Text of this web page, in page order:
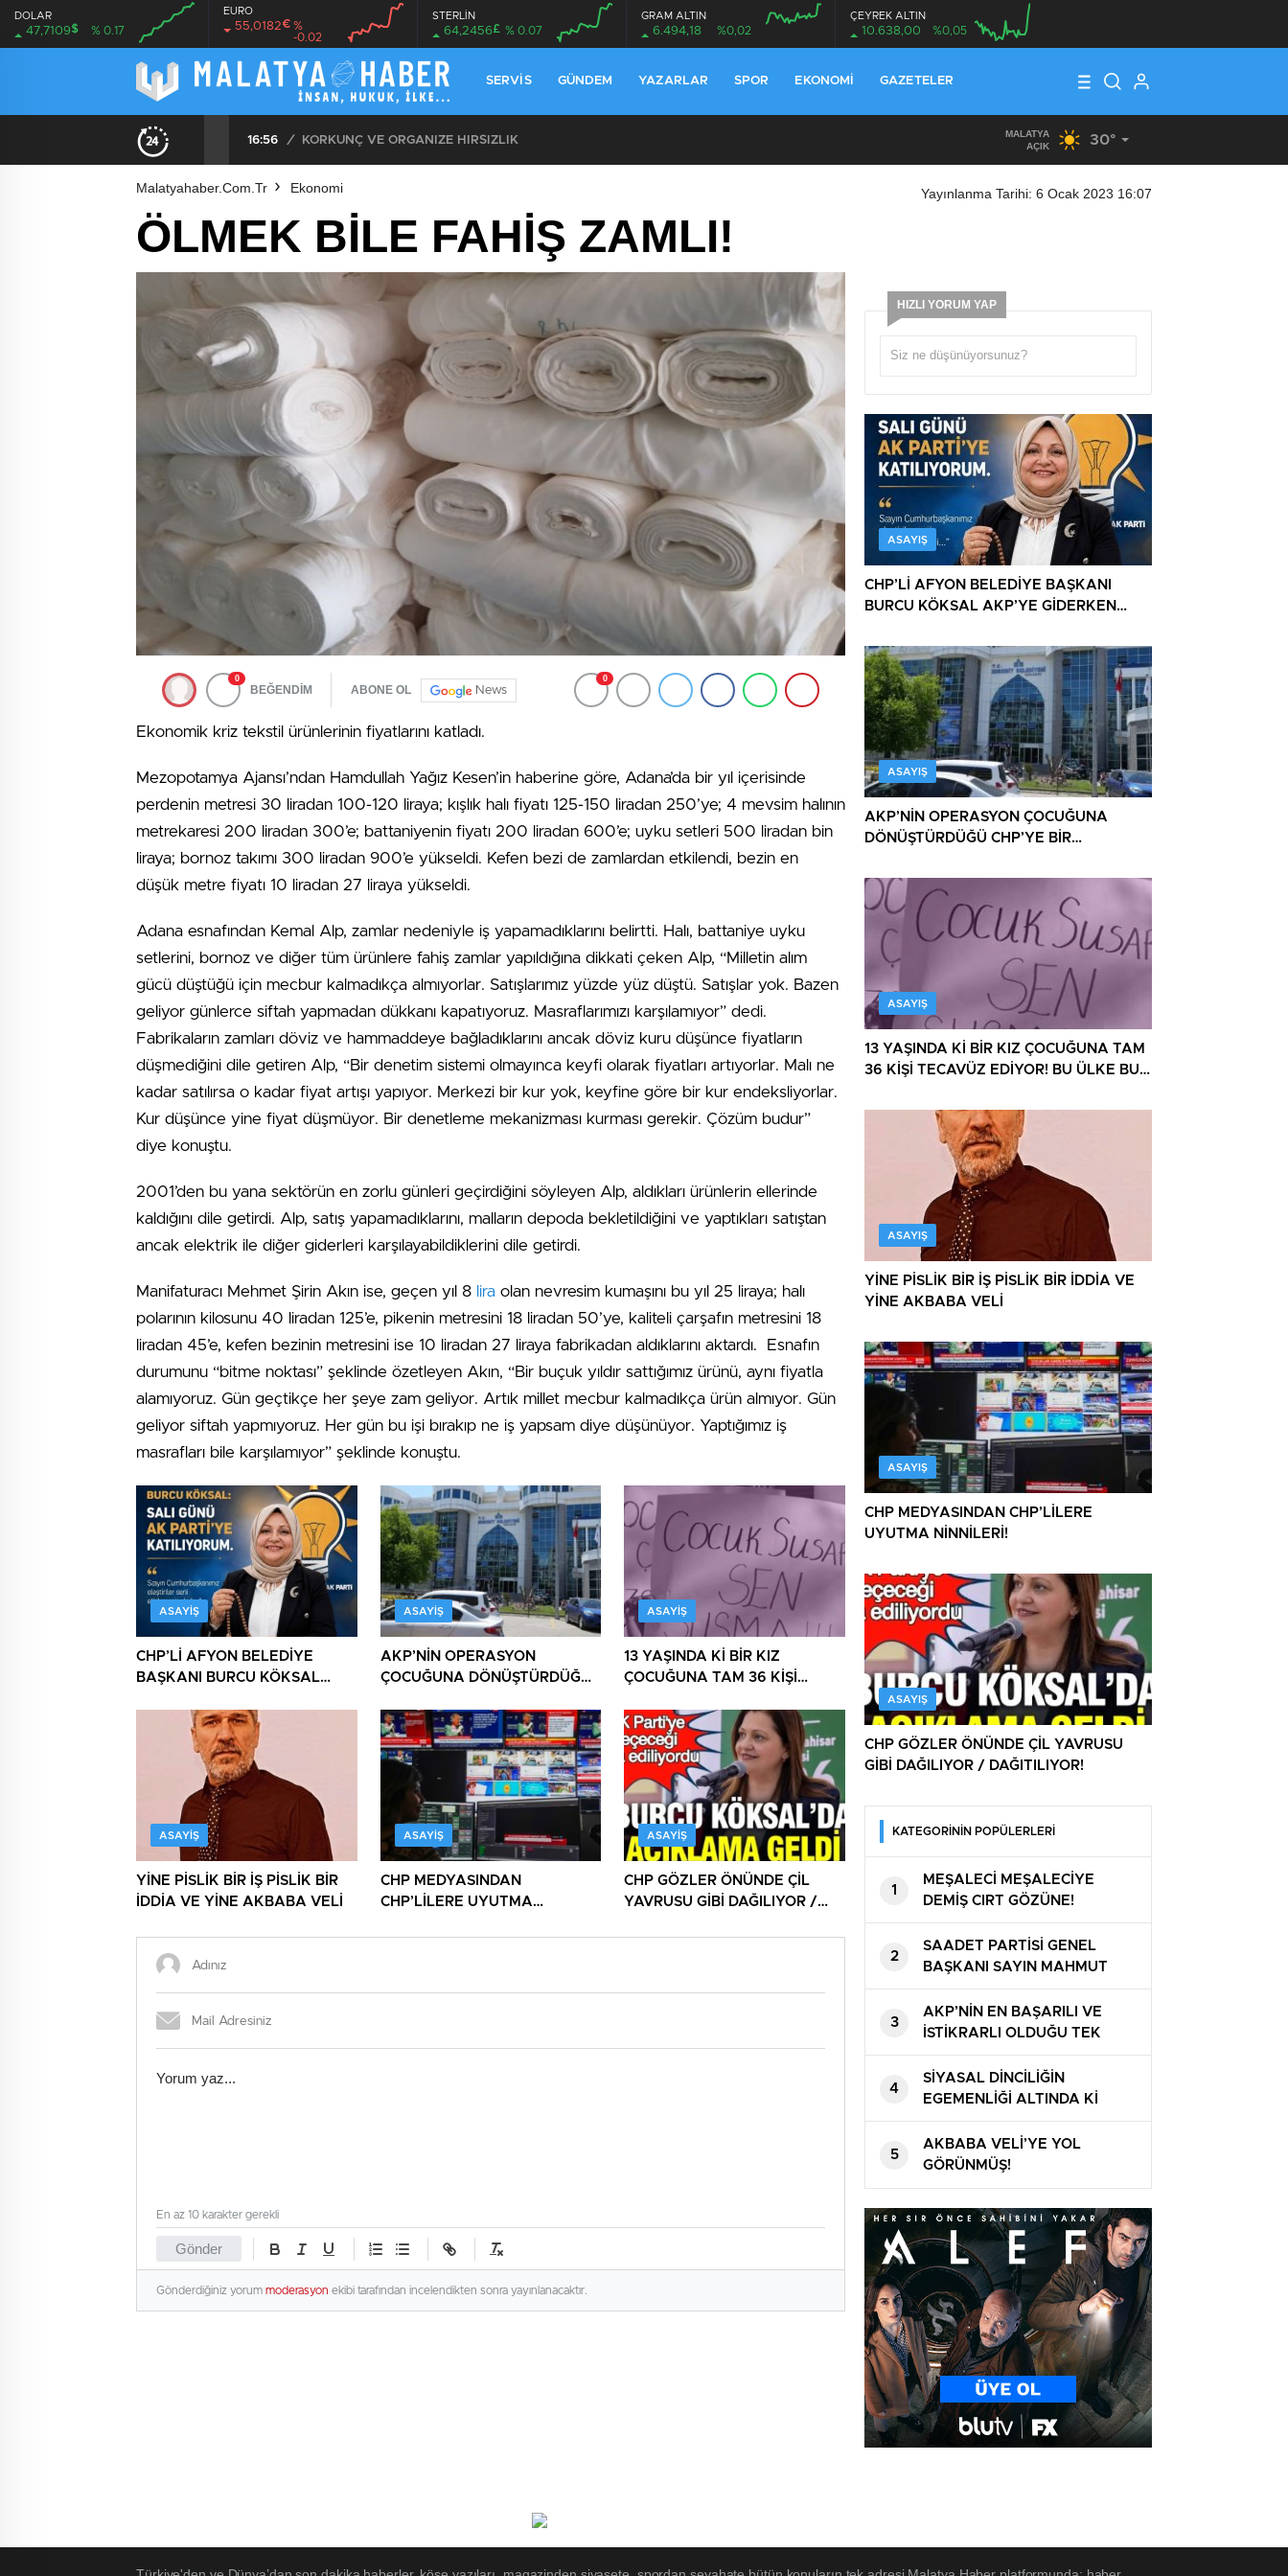
DOLAR
47,7109$ % 0.17
00:00 00:00
EURO
55,0182€ %
-0.02
00:00 00:00
STERLİN
64,2456£ % 0.07
GRAM ALTIN
6.494,18 %0,02
ÇEYREK ALTIN
10.638,00 %0,05
SERVIS GÜNDEM YAZARLAR SPOR EKONOMI GAZETELER
16:56 / KORKUNÇ VE ORGANİZE HIRSIZLIK TÜRKİYE’DE VE ALMANYA’DA, MAAŞ VE ÜCRET
MALATYA
AÇIK
30°
Malatyahaber.com.tr Ekonomi Yayınlanma Tarihi: 6 Ocak 2023 16:07
ÖLMEK BİLE FAHİŞ ZAMLI!
0
BEĞENDİM ABONE OL News
0
Ekonomik kriz tekstil ürünlerinin fiyatlarını katladı.
Mezopotamya Ajansı’ndan Hamdullah Yağız Kesen’in haberine göre, Adana’da bir yıl içerisinde
perdenin metresi 30 liradan 100-120 liraya; kışlık halı fiyatı 125-150 liradan 250’ye; 4 mevsim halının
metrekaresi 200 liradan 300’e; battaniyenin fiyatı 200 liradan 600’e; uyku setleri 500 liradan bin
liraya; bornoz takımı 300 liradan 900’e yükseldi. Kefen bezi de zamlardan etkilendi, bezin en
düşük metre fiyatı 10 liradan 27 liraya yükseldi.
Adana esnafından Kemal Alp, zamlar nedeniyle iş yapamadıklarını belirtti. Halı, battaniye uyku
setlerini, bornoz ve diğer tüm ürünlere fahiş zamlar yapıldığına dikkati çeken Alp, “Milletin alım
gücü düştüğü için mecbur kalmadıkça almıyorlar. Satışlarımız yüzde yüz düştü. Satışlar yok. Bazen
geliyor günlerce siftah yapmadan dükkanı kapatıyoruz. Masraflarımızı karşılamıyor” dedi.
Fabrikaların zamları döviz ve hammaddeye bağladıklarını ancak döviz kuru düşünce fiyatların
düşmediğini dile getiren Alp, “Bir denetim sistemi olmayınca keyfi olarak fiyatları artıyorlar. Malı ne
kadar satılırsa o kadar fiyat artışı yapıyor. Merkezi bir kur yok, keyfine göre bir kur endeksliyorlar.
Kur düşünce yine fiyat düşmüyor. Bir denetleme mekanizması kurması gerekir. Çözüm budur”
diye konuştu.
2001’den bu yana sektörün en zorlu günleri geçirdiğini söyleyen Alp, aldıkları ürünlerin ellerinde
kaldığını dile getirdi. Alp, satış yapamadıklarını, malların depoda bekletildiğini ve yaptıkları satıştan
ancak elektrik ile diğer giderleri karşılayabildiklerini dile getirdi.
Manifaturacı Mehmet Şirin Akın ise, geçen yıl 8 lira olan nevresim kumaşını bu yıl 25 liraya; halı
polarının kilosunu 40 liradan 125’e, pikenin metresini 18 liradan 50’ye, kaliteli çarşafın metresini 18
liradan 45’e, kefen bezinin metresini ise 10 liradan 27 liraya fabrikadan aldıklarını aktardı. Esnafın
durumunu “bitme noktası” şeklinde özetleyen Akın, “Bir buçuk yıldır sattığımız ürünü, aynı fiyatla
alamıyoruz. Gün geçtikçe her şeye zam geliyor. Artık millet mecbur kalmadıkça ürün almıyor. Gün
geliyor siftah yapmıyoruz. Her gün bu işi bırakıp ne iş yapsam diye düşünüyor. Yaptığımız iş
masrafları bile karşılamıyor” şeklinde konuştu.
ASAYIŞ
CHP’Lİ AFYON BELEDİYE
BAŞKANI BURCU KÖKSAL
BELEDİYEYİ DE GÖTÜRÜYOR!
ASAYIŞ
AKP’NİN OPERASYON
ÇOCUĞUNA DÖNÜŞTÜRDÜĞÜ
DAHA!
ASAYIŞ
13 YAŞINDA Kİ BİR KIZ
ÇOCUĞUNA TAM 36 KİŞİ
BU HALK NEREYE SAVRULDU
NASIL SAVRULDU!
ASAYIŞ
YİNE PİSLİK BİR İŞ PİSLİK BİR
İDDİA VE YİNE AKBABA VELİ
ASAYIŞ
CHP MEDYASINDAN
CHP’LİLERE UYUTMA
ASAYIŞ
CHP GÖZLER ÖNÜNDE ÇİL
YAVRUSU GİBİ DAĞILIYOR /
Gönder
En az 10 karakter gerekli
Gönderdiğiniz yorum moderasyon ekibi tarafından incelendikten sonra yayınlanacaktır.
HIZLI YORUM YAP
ASAYIŞ
CHP’Lİ AFYON BELEDİYE BAŞKANI
BURCU KÖKSAL AKP’YE GİDERKEN
ASAYIŞ
AKP’NİN OPERASYON ÇOCUĞUNA
DÖNÜŞTÜRDÜĞÜ CHP’YE BİR
ASAYIŞ
13 YAŞINDA Kİ BİR KIZ ÇOCUĞUNA TAM
36 KİŞİ TECAVÜZ EDİYOR! BU ÜLKE BU
SAVRULDU!
ASAYIŞ
YİNE PİSLİK BİR İŞ PİSLİK BİR İDDİA VE
YİNE AKBABA VELİ
ASAYIŞ
CHP MEDYASINDAN CHP’LİLERE
UYUTMA NİNNİLERİ!
ASAYIŞ
CHP GÖZLER ÖNÜNDE ÇİL YAVRUSU
GİBİ DAĞILIYOR / DAĞITILIYOR!
KATEGORİNİN POPÜLERLERİ
1
MEŞALECİ MEŞALECİYE
DEMİŞ CIRT GÖZÜNE!
2
SAADET PARTİSİ GENEL
BAŞKANI SAYIN MAHMUT
ARIKAN ” BU ÜLKE SAHİPSİZ
DEĞİL ”
3
AKP’NİN EN BAŞARILI VE
İSTİKRARLI OLDUĞU TEK
ALAN! ZAM ZAM VE ZAM
HEM BENZİM VE HEM DE
MOTORİNE YİNE ZAM
4
SİYASAL DİNCİLİĞİN
EGEMENLİĞİ ALTINDA Kİ
ÜLKENİN SAĞLIK MÜDÜRÜNE
VARINCAYA KADAR HIRSIZ!
5
AKBABA VELİ’YE YOL
GÖRÜNMÜŞ!